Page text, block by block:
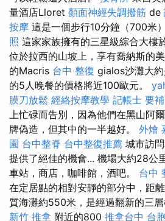
量酒店Lloret 顏面神經失調撥筋 de
按摩 這是一個步行10分鐘（700米
照 這家家族擁有的三星級綜合大樓
位於拉西的山坡上，享有喬納斯的美
的Macris 台中 整復 gialos沙灘大
的5人晚餐的價格將近100歐元。
膜刀放鬆 經絡按摩教學 記帳士 要
上忙碌而告別，因為他們在黑山阿
牌偽造，但其中的一半越好。 外燴
園 台中整脊 台中整復推薦 城市訪
提供了絕佳的機會... 機場大約28公
車站，商店，咖啡館，酒吧。 台中
在定居點​​的相對安靜的部分中，距
質海灘約550米，是經過翻新的三層
新竹 推拿 附近的800 推拿台中 台